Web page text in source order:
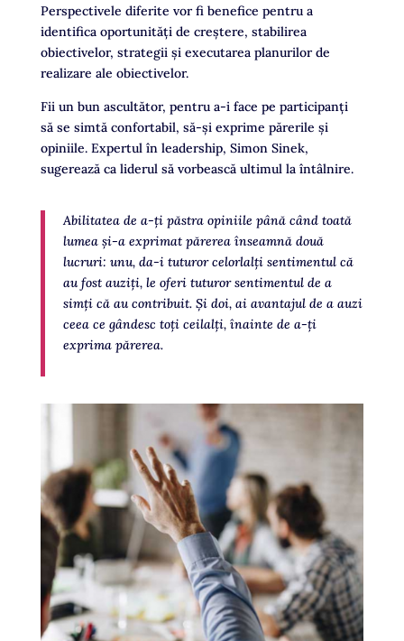
Perspectivele diferite vor fi benefice pentru a
identifica oportunități de creștere, stabilirea
obiectivelor, strategii și executarea planurilor de
realizare ale obiectivelor.
Fii un bun ascultător, pentru a-i face pe participanți
să se simtă confortabil, să-și exprime părerile și
opiniile. Expertul în leadership, Simon Sinek,
sugerează ca liderul să vorbească ultimul la întâlnire.
Abilitatea de a-ți păstra opiniile până când toată
lumea și-a exprimat părerea înseamnă două
lucruri: unu, da-i tuturor celorlalți sentimentul că
au fost auziți, le oferi tuturor sentimentul de a
simți că au contribuit. Și doi, ai avantajul de a auzi
ceea ce gândesc toți ceilalți, înainte de a-ți
exprima părerea.